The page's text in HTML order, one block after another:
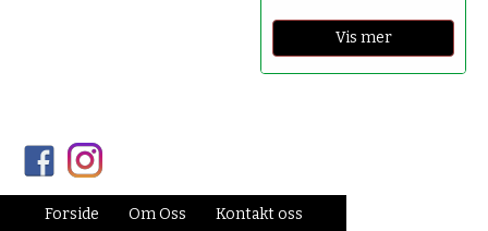
Vis mer
Forside Om Oss Kontakt oss